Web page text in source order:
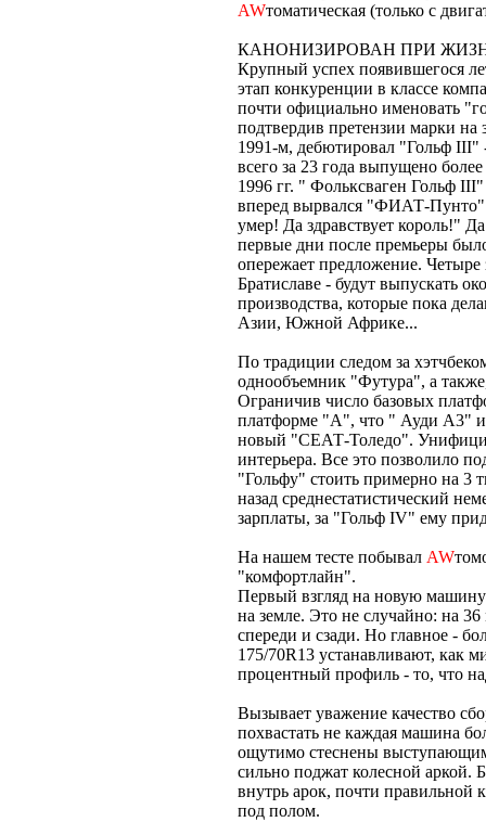
AWтоматическая (только с
КАНОНИЗИРОВАН ПРИ
Крупный успех появившегося
этап конкуренции в классе
почти официально именовать
подтвердив претензии марки на
1991-м, дебютировал "Гольф III"
всего за 23 года выпущено
1996 гг. " Фольксваген Гольф
вперед вырвался "ФИАТ-
умер! Да здравствует король!"
первые дни после премьеры
опережает предложение.
Братиславе - будут выпускать
производства, которые пока
Азии, Южной Африке...
По традиции следом за
однообъемник "Футура", а
Ограничив число базовых
платформе "А", что " Ауди А3" и
новый "СЕАТ-Толедо".
интерьера. Все это позволило
"Гольфу" стоить примерно на 3
назад среднестатистический
зарплаты, за "Гольф IV" ему
На нашем тесте побывал AW
"комфортлайн".
Первый взгляд на новую
на земле. Это не случайно: на
спереди и сзади. Но главное -
175/70R13 устанавливают, как
процентный профиль - то, что
Вызывает уважение качество
похвастать не каждая машина
ощутимо стеснены
сильно поджат колесной аркой.
внутрь арок, почти
под полом.